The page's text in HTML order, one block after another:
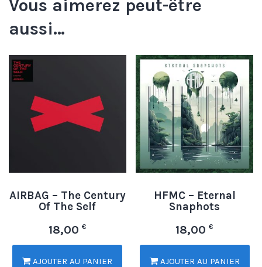
Vous aimerez peut-être
aussi…
AIRBAG – The Century
Of The Self
18,00 €
AJOUTER AU PANIER
HFMC – Eternal
Snaphots
18,00€
AJOUTER AU PANIER